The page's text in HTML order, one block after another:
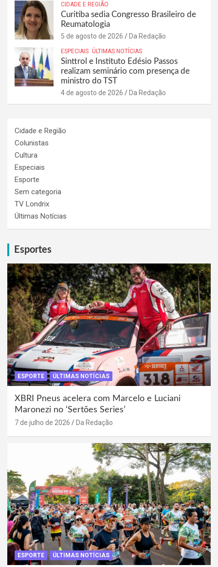
CIDADE E REGIÃO
Curitiba sedia Congresso Brasileiro de
Reumatologia
5 de agosto de 2026 Da Redação
ESPECIAIS ÚLTIMAS NOTÍCIAS
Sinttrol e Instituto Edésio Passos
realizam seminário com presença de
ministro do TST
4 de agosto de 2026 Da Redação
Cidade e Região
Colunistas
Cultura
Especiais
Esporte
Sem categoria
TV Londrix
Últimas Notícias
Esportes
ESPORTE ÚLTIMAS NOTÍCIAS
XBRI Pneus acelera com Marcelo e Luciani
Maronezi no ‘Sertões Series’
7 de julho de 2026 Da Redação
ESPORTE ÚLTIMAS NOTÍCIAS